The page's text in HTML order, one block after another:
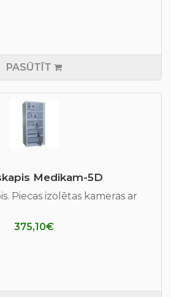
PASŪTĪT
Medikam-5D
Piecas izolētas kameras ar
375,10€